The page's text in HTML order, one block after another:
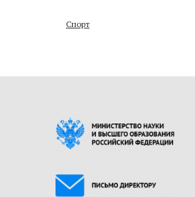
Спорт